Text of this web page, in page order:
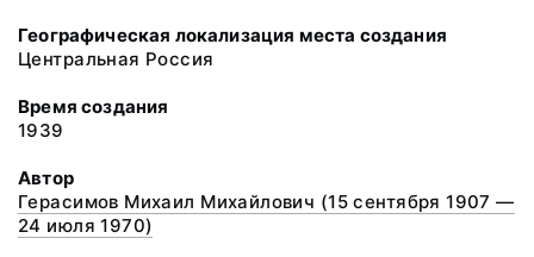
Географическая локализация места создания
Центральная Россия
Время создания
1939
Автор
Герасимов Михаил Михайлович (15 сентября 1907 —
24 июля 1970)